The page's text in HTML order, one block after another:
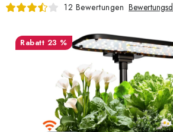
SMARTER GARTEN
Geschäftsbewertung Kaufberatung
12 Bewertungen
23 %